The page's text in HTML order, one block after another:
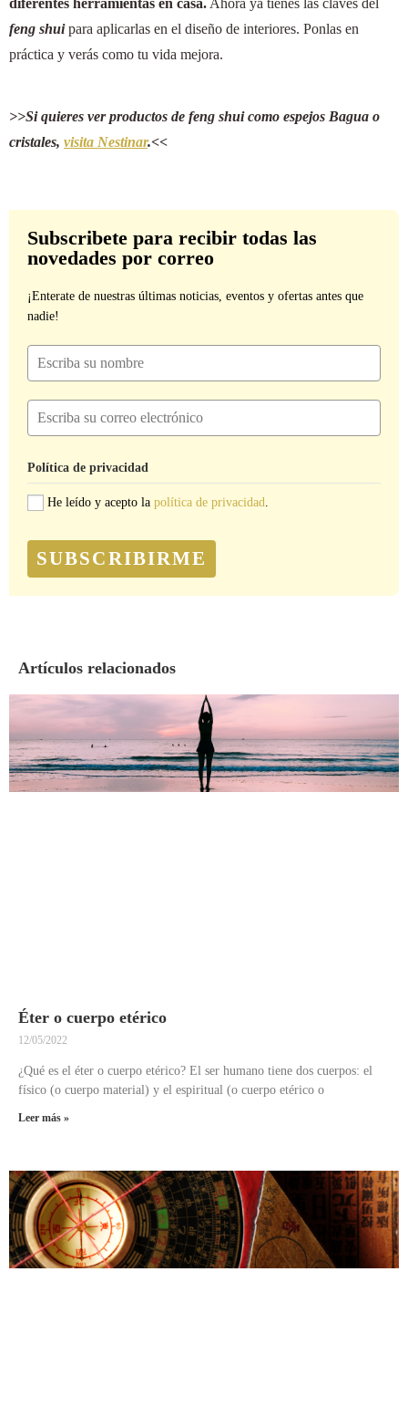
diferentes herramientas en casa. Ahora ya tienes las claves del
feng shuipara aplicarlas en el diseño de interiores. Ponlas en
práctica y verás como tu vida mejora.
>>Si quieres ver productos de feng shui como espejos Bagua o
cristales, visita Nestinar.<<
Subscribete para recibir todas las
novedades por correo
¡Enterate de nuestras últimas noticias, eventos y ofertas antes que
nadie!
Política de privacidad
He leído y acepto lapolítica de privacidad.
SUBSCRIBIRME
Artículos relacionados
Éter o cuerpo etérico
12/05/2022
¿Qué es el éter o cuerpo etérico? El ser humano tiene dos cuerpos: el
físico (o cuerpo material) y el espiritual (o cuerpo etérico o
Leer más »